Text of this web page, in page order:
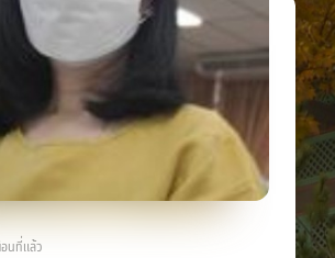
อนที่แล้ว